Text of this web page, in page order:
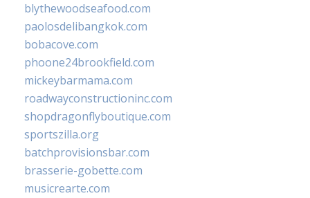
blythewoodseafood.com
paolosdelibangkok.com
bobacove.com
phoone24brookfield.com
mickeybarmama.com
roadwayconstructioninc.com
shopdragonflyboutique.com
sportszilla.org
batchprovisionsbar.com
brasserie-gobette.com
musicrearte.com